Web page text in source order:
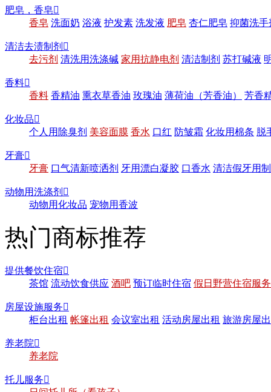
肥皂，香皂
香皂 洗面奶 浴液 护发素 洗发液 肥皂 杏仁肥皂 抑菌洗手
清洁去渍制剂 
去污剂 清洗用洗涤碱 家用抗静电剂 清洁制剂 苏打碱液
香料
香料 香精油 熏衣草香油 玫瑰油 薄荷油（芳香油） 芳香
化妆品
个人用除臭剂 美容面膜 香水 口红 防皱霜 化妆用棉条 脱
牙膏
牙膏 口气清新喷洒剂 牙用漂白凝胶 口香水 清洁假牙用
动物用洗涤剂 
动物用化妆品 宠物用香波
热门商标推荐
提供餐饮住宿
茶馆 流动饮食供应 酒吧 预订临时住宿 假日野营住宿服务
房屋设施服务
柜台出租 帐篷出租 会议室出租 活动房屋出租 旅游房屋
养老院
养老院
托儿服务